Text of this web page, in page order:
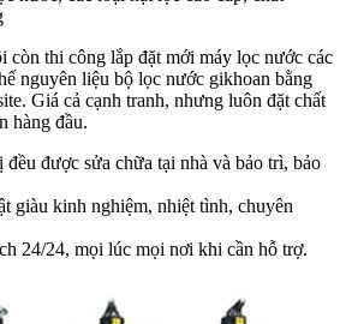
còn thi công lắp đặt mới máy lọc nước các
nguyên liệu bộ lọc nước gikhoan bằng
Giá cả cạnh tranh, nhưng luôn đặt chất
hàng đầu.
đều được sửa chữa tại nhà và bảo trì, bảo
giàu kinh nghiệm, nhiệt tình, chuyên
24/24, mọi lúc mọi nơi khi cần hỗ trợ.